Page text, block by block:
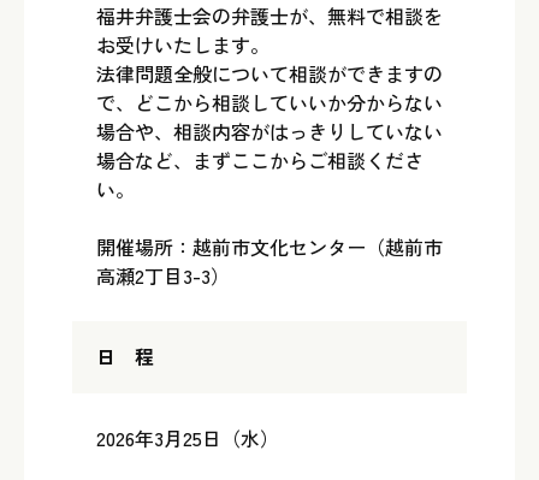
福井弁護士会の弁護士が、無料で相談を
お受けいたします。
法律問題全般について相談ができますの
で、どこから相談していいか分からない
場合や、相談内容がはっきりしていない
場合など、まずここからご相談くださ
い。
開催場所：越前市文化センター（越前市
高瀬2丁目3-3）
日 程
2026年3月25日（水）